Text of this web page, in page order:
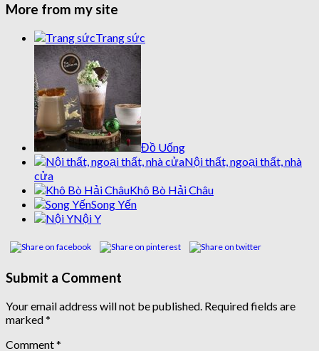
More from my site
Trang sức
Đồ Uống
Nội thất, ngoại thất, nhà
cửa
Khô Bò Hải Châu
Song Yến
Nội Y
Submit a Comment
Your email address will not be published. Required fields are
marked*
Comment*